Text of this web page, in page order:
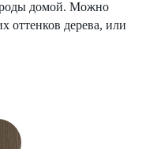
домой. Можно
оттенков дерева, или